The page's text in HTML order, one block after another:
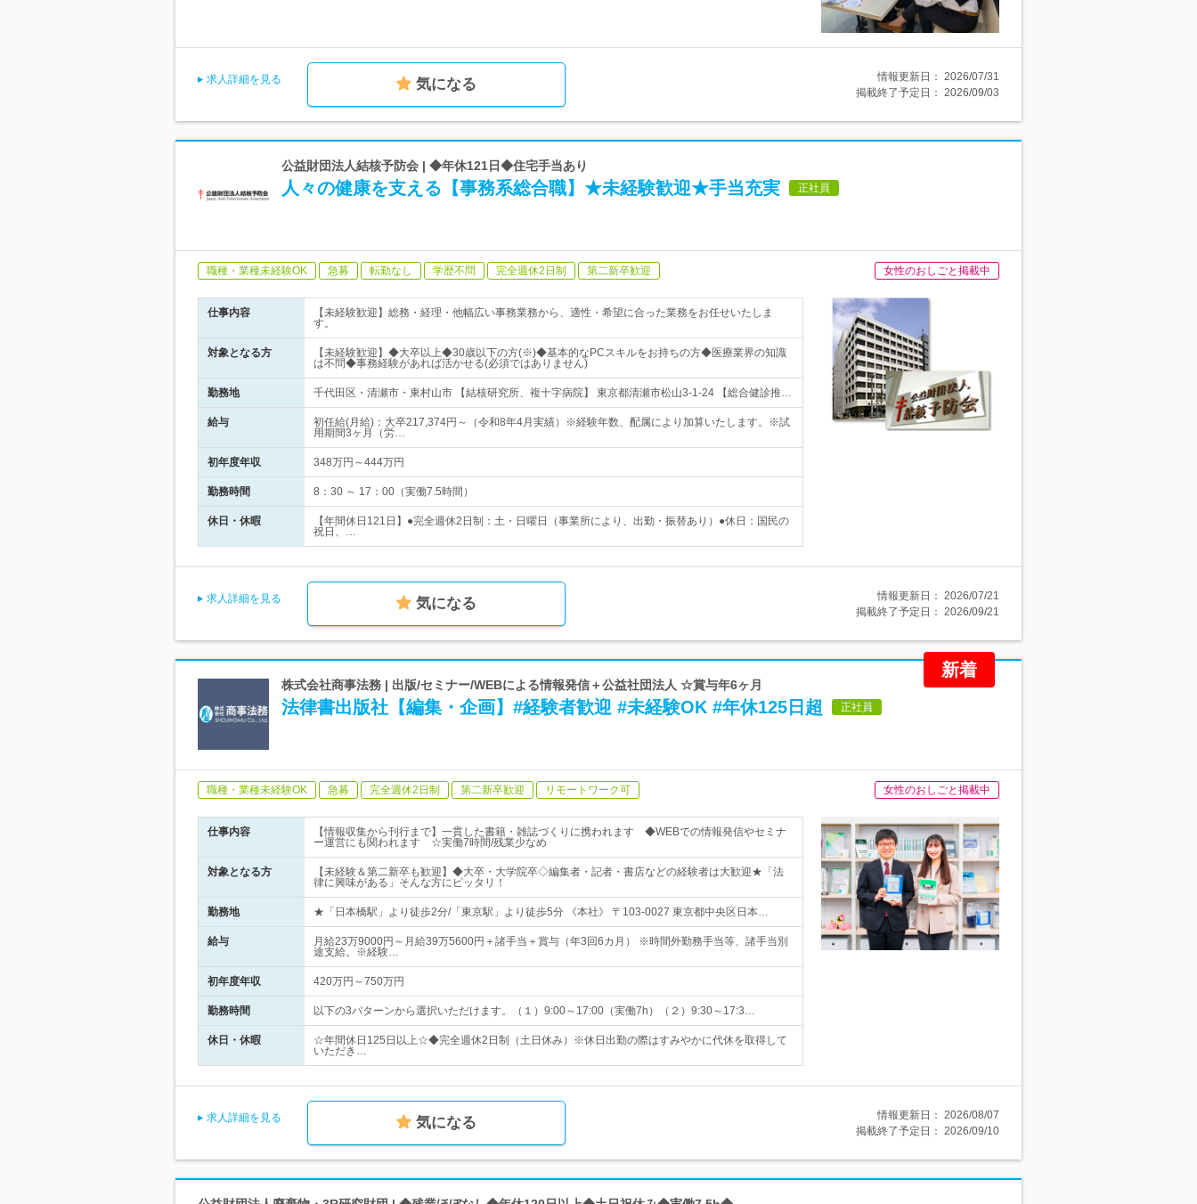
求人詳細を見る 気になる 情報更新日： 2026/07/31
掲載終了予定日： 2026/09/03
公益財団法人結核予防会 | ◆年休121日◆住宅手当あり
人々の健康を支える【事務系総合職】★未経験歓迎★手当充実 正社員
職種・業種未経験OK 急募 転勤なし 学歴不問 完全週休2日制 第二新卒歓迎 女性のおしごと掲載中
仕事内容
【未経験歓迎】総務・経理・他幅広い事務業務から、適性・希望に合った業務をお任せいたしま
す。
対象となる方
【未経験歓迎】◆大卒以上◆30歳以下の方(※)◆基本的なPCスキルをお持ちの方◆医療業界の知識
は不問◆事務経験があれば活かせる(必須ではありません)
勤務地 千代田区・清瀬市・東村山市 【結核研究所、複十字病院】 東京都清瀬市松山3-1-24 【総合健診推…
給与
初任給(月給)：大卒217,374円～（令和8年4月実績）※経験年数、配属により加算いたします。※試
用期間3ヶ月（労…
初年度年収 348万円～444万円
勤務時間 8：30 ～ 17：00（実働7.5時間）
休日・休暇
【年間休日121日】●完全週休2日制：土・日曜日（事業所により、出勤・振替あり）●休日：国民の
祝日、…
求人詳細を見る 気になる 情報更新日： 2026/07/21
掲載終了予定日： 2026/09/21
新着
株式会社商事法務 | 出版/セミナー/WEBによる情報発信＋公益社団法人 ☆賞与年6ヶ月
法律書出版社【編集・企画】#経験者歓迎 #未経験OK #年休125日超 正社員
職種・業種未経験OK 急募 完全週休2日制 第二新卒歓迎 リモートワーク可 女性のおしごと掲載中
仕事内容
【情報収集から刊行まで】一貫した書籍・雑誌づくりに携われます ◆WEBでの情報発信やセミナ
ー運営にも関われます ☆実働7時間/残業少なめ
対象となる方
【未経験＆第二新卒も歓迎】◆大卒・大学院卒◇編集者・記者・書店などの経験者は大歓迎★「法
律に興味がある」そんな方にピッタリ！
勤務地 ★「日本橋駅」より徒歩2分/「東京駅」より徒歩5分 《本社》 〒103-0027 東京都中央区日本…
給与
月給23万9000円～月給39万5600円＋諸手当＋賞与（年3回6カ月） ※時間外勤務手当等、諸手当別
途支給。※経験…
初年度年収 420万円～750万円
勤務時間 以下の3パターンから選択いただけます。（１）9:00～17:00（実働7h）（２）9:30～17:3…
休日・休暇
☆年間休日125日以上☆◆完全週休2日制（土日休み）※休日出勤の際はすみやかに代休を取得して
いただき…
求人詳細を見る 気になる 情報更新日： 2026/08/07
掲載終了予定日： 2026/09/10